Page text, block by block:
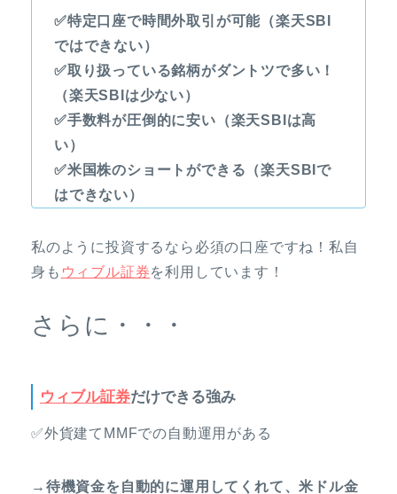
✅特定口座で時間外取引が可能（楽天SBI
ではできない）
✅取り扱っている銘柄がダントツで多い！
（楽天SBIは少ない）
✅手数料が圧倒的に安い（楽天SBIは高
い）
✅米国株のショートができる（楽天SBIで
はできない）
私のように投資するなら必須の口座ですね！私自
身も ウィブル証券を利用しています！
さらに・・・
ウィブル証券だけできる強み
✅外貨建てMMFでの自動運用がある
→待機資金を自動的に運用してくれて、米ドル金